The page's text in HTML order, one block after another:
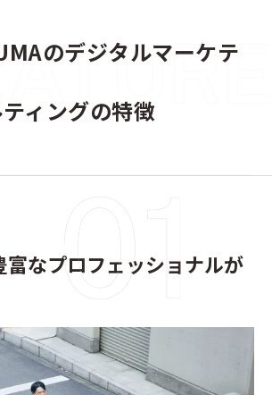
のデジタルマーケテ
ィングの特徴
富なプロフェッショナルが